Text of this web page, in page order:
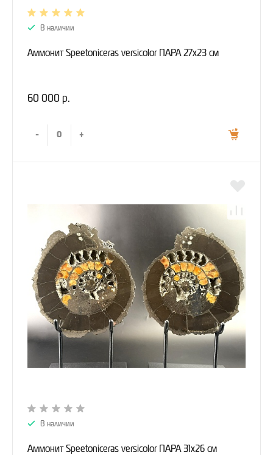
В наличии
Аммонит Speetoniceras versicolor ПАРА 27х23 см
60 000 р.
- +
В наличии
Аммонит Speetoniceras versicolor ПАРА 31х26 см